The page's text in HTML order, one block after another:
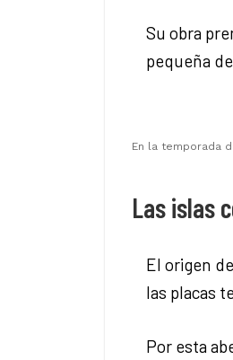
Su obra
pequeña
En la temporada
Las islas
El origen
las placas
Por esta